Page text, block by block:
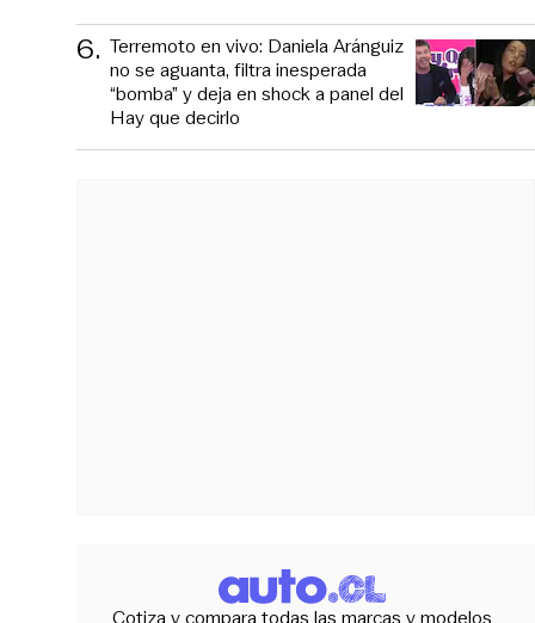
6. Terremoto en vivo: Daniela Aránguiz
no se aguanta, filtra inesperada
“bomba” y deja en shock a panel del
Hay que decirlo
Cotiza y compara todas las marcas y modelos